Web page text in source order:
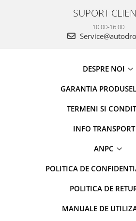
SUPORT
10:00-16:00
DESPRE NOI
GARANTIA
TERMENI SI
INFO TRANSPORT
ANPC
POLITICA DE
POLITICA DE
MANUALE DE